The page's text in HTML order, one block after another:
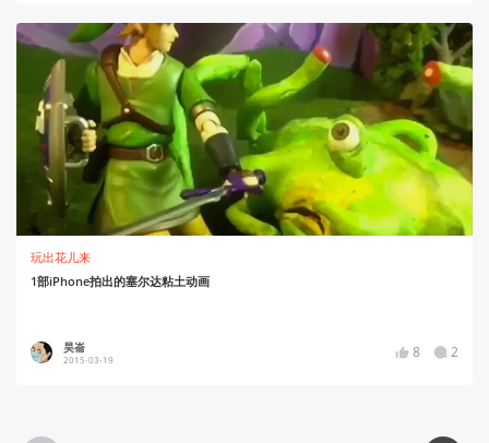
玩出花儿来
1部iPhone拍出的塞尔达粘土动画
昊崙
2015-03-19 8 2